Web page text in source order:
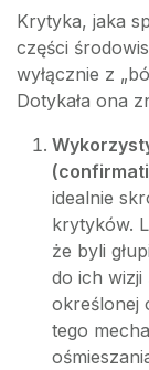
Krytyka, jaka
części
wyłącznie z
Dotykała ona
idealnie
krytyków.
że byli
do ich wizji
określonej
tego